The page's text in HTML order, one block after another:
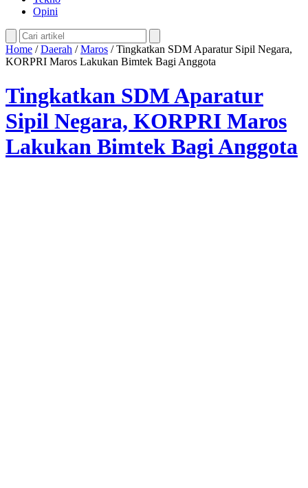
Opini
Home /Daerah /Maros /Tingkatkan SDM Aparatur Sipil Negara,
KORPRI Maros Lakukan Bimtek Bagi Anggota
Tingkatkan SDM Aparatur
Sipil Negara, KORPRI Maros
Lakukan Bimtek Bagi Anggota